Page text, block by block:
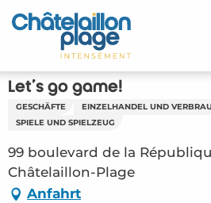
Aller
au
principal
Startseite - DE
Entdecken Sie
Aktivitäten
Zu leben
Treffpunkt
Let's go game!
GESCHÄFTE
EINZELHANDEL UND
SPIELE UND SPIELZEUG
99 boulevard de la
Châtelaillon-Plage
Anfahrt